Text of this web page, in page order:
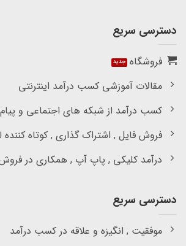
دسترسی سریع
فروشگاه
مقالات آموزشی کسب درآمد اینترنتی
کسب درآمد از شبکه های اجتماعی و
فروش فایل , اشتراک گذاری , کوتاه کننده
درآمد کلیکی , پاپ آپ , همکاری در
دسترسی سریع
موفقیت , انگیزه و علاقه در کسب درآمد